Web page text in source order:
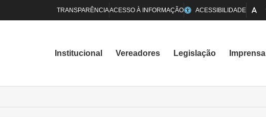
TRANSPARÊNCIAACESSO À INFORMAÇÃO ACESSIBILIDADE
Institucional Vereadores Legislação Imprensa